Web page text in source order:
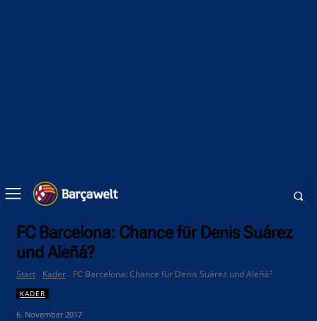
FC Barcelona: Chance für Denis Suárez
und Aleñá?
Start Kader FC Barcelona: Chance für Denis Suárez und Aleñá?
KADER
6. November 2017